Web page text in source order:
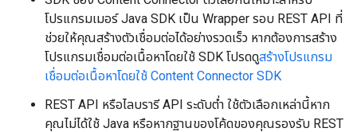
โปรแกรมเมอร์ Java SDK เป็น Wrapper รอบ REST API ที่
ช่วยให้คุณสร้างตัวเชื่อมต่อได้อย่างรวดเร็ว หากต้องการสร้าง
โปรแกรมเชื่อมต่อเนื้อหาโดยใช้ SDK โปรดดูสร้างโปรแกรม
เชื่อมต่อเนื้อหาโดยใช้ Content Connector SDK
REST API หรือไลบรารี API ระดับต่ำ ใช้ตัวเลือกเหล่านี้หาก
คุณไม่ได้ใช้ Java หรือหากฐานของโค้ดของคุณรองรับ REST